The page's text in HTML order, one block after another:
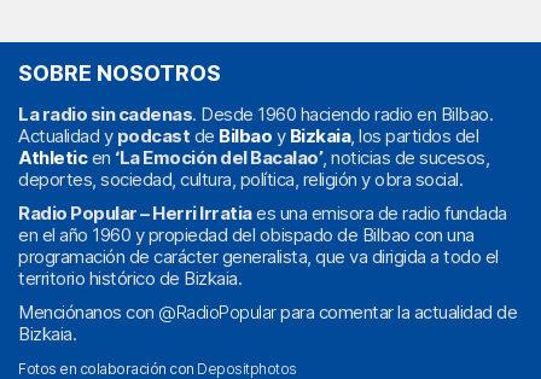
SOBRE NOSOTROS
La radio sin cadenas. Desde 1960 haciendo radio en Bilbao.
Actualidad y podcast de Bilbao y Bizkaia, los partidos del
Athleticen ‘La Emoción del Bacalao’, noticias de sucesos,
deportes, sociedad, cultura, política, religión y obra social.
Radio Popular – Herri Irratiaes una emisora de radio fundada
en el año 1960 y propiedad del obispado de Bilbao con una
programación de carácter generalista, que va dirigida a todo el
territorio histórico de Bizkaia.
Menciónanos con @RadioPopularpara comentar la actualidad de
Bizkaia.
Fotos en colaboración con Depositphotos